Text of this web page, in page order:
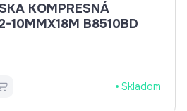
KOMPRESNÁ
10MMX18M B8510BD
Skladom